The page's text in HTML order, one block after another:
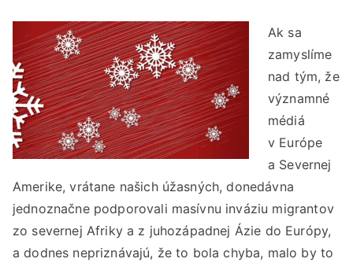
Ak sa
zamyslíme
nad tým, že
významné
médiá
v Európe
a Severnej
Amerike, vrátane našich úžasných, donedávna
jednoznačne podporovali masívnu inváziu migrantov
zo severnej Afriky a z juhozápadnej Ázie do Európy,
a dodnes nepriznávajú, že to bola chyba, malo by to